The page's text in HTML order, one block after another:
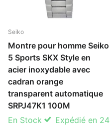
Seiko
Montre pour homme Seiko
5 Sports SKX Style en
acier inoxydable avec
cadran orange
transparent automatique
SRPJ47K1 100M
En Stock
Expédié en 24